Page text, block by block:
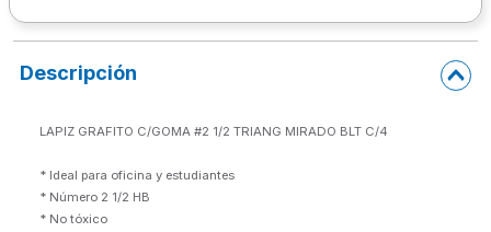
Descripción
LAPIZ GRAFITO C/GOMA #2 1/2 TRIANG MIRADO BLT C/4
* Ideal para oficina y estudiantes
* Número 2 1/2 HB
* No tóxico